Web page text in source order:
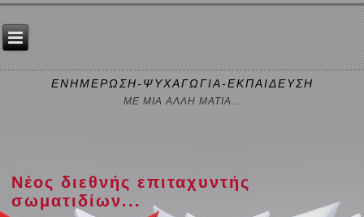
ΕΝΗΜΕΡΩΣΗ-ΨΥΧΑΓΩΓΙΑ-ΕΚΠΑΙΔΕΥΣΗ
ΜΕ ΜΙΑ ΑΛΛΗ ΜΑΤΙΑ...
Νέος διεθνής επιταχυντής
σωματιδίων...